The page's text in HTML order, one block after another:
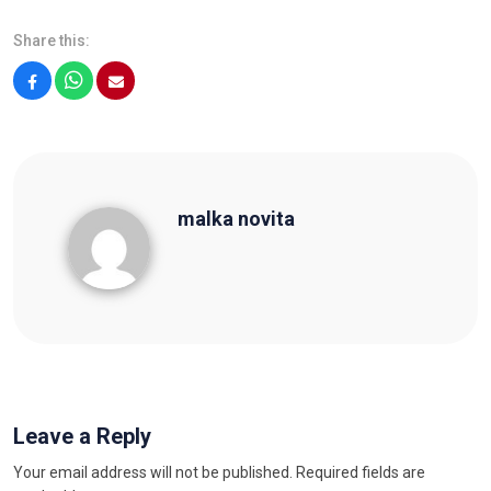
Share this:
malka novita
Leave a Reply
Your email address will not be published.
Required fields are